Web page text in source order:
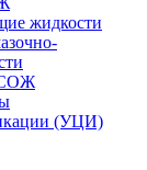
жидкости
СОЖ
(УЦИ)